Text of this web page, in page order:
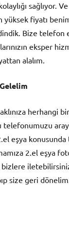
sağlıyor.
yüksek fiyatı
Bize telefon
eksper
alalım.
herhangi
eşya
2.el eşya
bizlere
size geri